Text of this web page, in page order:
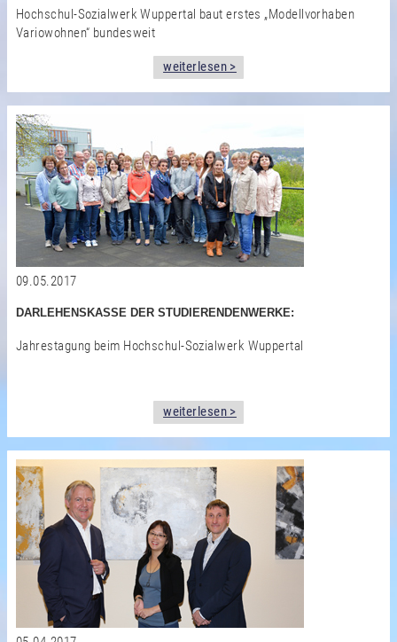
Hochschul-Sozialwerk Wuppertal baut erstes „Modellvorhaben
Variowohnen“ bundesweit
weiterlesen >
09.05.2017
DARLEHENSKASSE DER STUDIERENDENWERKE:
Jahrestagung beim Hochschul-Sozialwerk Wuppertal
weiterlesen >